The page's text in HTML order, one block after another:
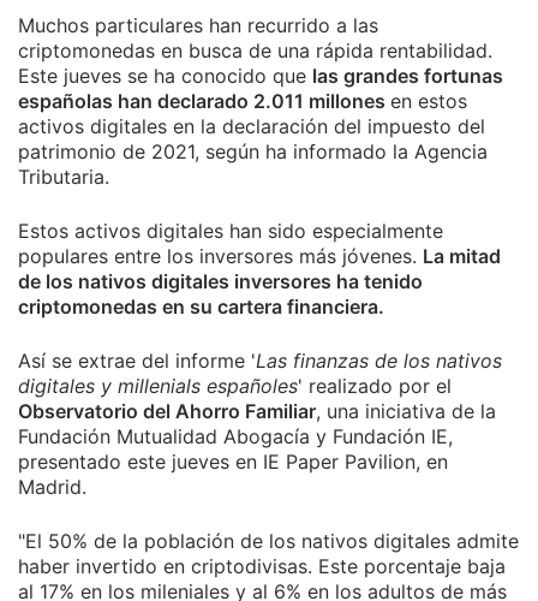
Muchos particulares han recurrido a las
criptomonedas en busca de una rápida rentabilidad.
Este jueves se ha conocido que las grandes fortunas
españolas han declarado 2.011 millones en estos
activos digitales en la declaración del impuesto del
patrimonio de 2021, según ha informado la Agencia
Tributaria.
Estos activos digitales han sido especialmente
populares entre los inversores más jóvenes. La mitad
de los nativos digitales inversores ha tenido
criptomonedas en su cartera financiera.
Así se extrae del informe 'Las finanzas de los nativos
digitales y millenials españoles' realizado por el
Observatorio del Ahorro Familiar, una iniciativa de la
Fundación Mutualidad Abogacía y Fundación IE,
presentado este jueves en IE Paper Pavilion, en
Madrid.
"El 50% de la población de los nativos digitales admite
haber invertido en criptodivisas. Este porcentaje baja
al 17% en los mileniales y al 6% en los adultos de más